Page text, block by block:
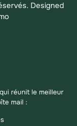
réunit le meilleur
mail :
Designed